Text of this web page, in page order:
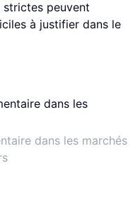
strictes peuvent
à justifier dans le
dans les marchés